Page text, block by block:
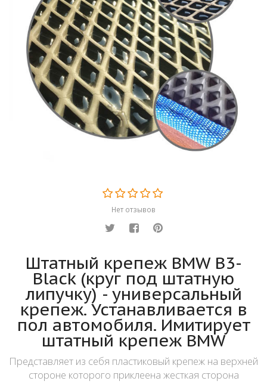
Нет отзывов
Штатный крепеж BMW B3-
Black (круг под штатную
липучку) - универсальный
крепеж. Устанавливается в
пол автомобиля. Имитирует
штатный крепеж BMW
Представляет из себя пластиковый крепеж на верхней
стороне которого приклеена жесткая сторона